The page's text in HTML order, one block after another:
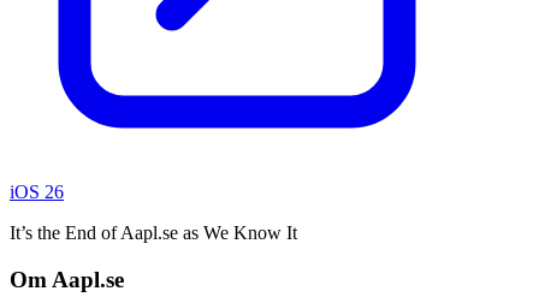
iOS 26
It’s the End of Aapl.se as We Know It
Om Aapl.se